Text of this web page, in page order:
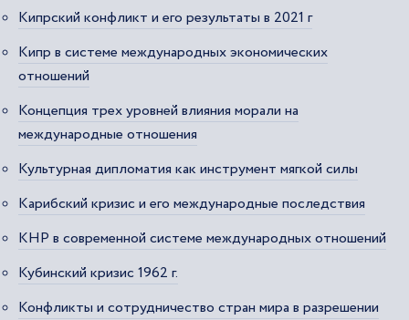
Кипрский конфликт и его результаты в 2021 г
Кипр в системе международных экономических
отношений
Концепция трех уровней влияния морали на
международные отношения
Культурная дипломатия как инструмент мягкой силы
Карибский кризис и его международные последствия
КНР в современной системе международных отношений
Кубинский кризис 1962 г.
Конфликты и сотрудничество стран мира в разрешении